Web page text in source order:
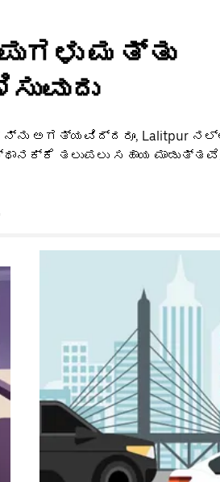
ಮತ್ತು
ಅಗತ್ಯವಿದ್ದರೂ, Lalitpur
ತಲುಪಲು ಸಹಾಯ